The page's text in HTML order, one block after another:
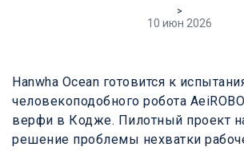
>
10 июн 2026
Hanwha Ocean готовится к
человекоподобного робота
верфи в Кодже. Пилотный проект
решение проблемы нехватки